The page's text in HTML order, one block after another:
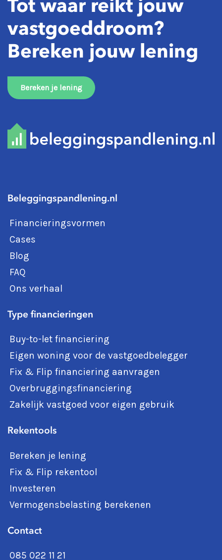
Tot waar reikt jouw
vastgoeddroom?
Bereken jouw lening
Bereken je lening
Beleggingspandlening.nl
Financieringsvormen
Cases
Blog
FAQ
Ons verhaal
Type financieringen
Buy-to-let financiering
Eigen woning voor de vastgoedbelegger
Fix & Flip financiering aanvragen
Overbruggingsfinanciering
Zakelijk vastgoed voor eigen gebruik
Rekentools
Bereken je lening
Fix & Flip rekentool
Investeren
Vermogensbelasting berekenen
Contact
085 022 11 21